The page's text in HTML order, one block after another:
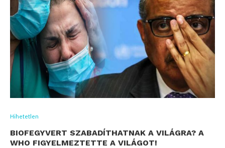
Hihetetlen
BIOFEGYVERT SZABADÍTHATNAK A VILÁGRA? A
WHO FIGYELMEZTETTE A VILÁGOT!